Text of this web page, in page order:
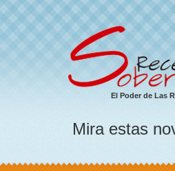
El Poder de Las
Mira estas